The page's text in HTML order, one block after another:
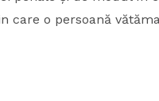
care o persoană